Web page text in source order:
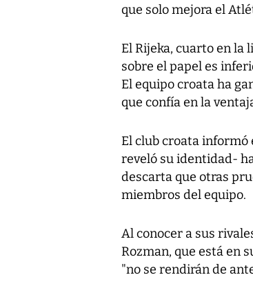
que solo mejora el
El Rijeka, cuarto en la
sobre el papel es
El equipo croata ha
que confía en la
El club croata informó
reveló su identidad-
descarta que otras
miembros del equipo.
Al conocer a sus
Rozman, que está en
"no se rendirán de